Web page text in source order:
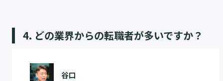
4. どの業界からの転職者が多いですか？
谷口